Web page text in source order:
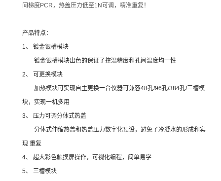
间梯度PCR，热盖压力低至1N可调，精准重复！
产品特点：
1、 镀金银槽模块
镀金银槽模块出色的保证了控温精度和孔间温度均一性
2、 可更换模块
加热模块可实现自主更换一台仪器可兼容48孔/96孔/384孔/三槽模
块，实现一机多用
3、 压力可调分体式热盖
分体式伸缩热盖和热盖压力数字化预设，避免了冷凝水的形成和实
现 重复
4、 超大彩色触摸屏操作，可视化编程，简单易学
5、 三槽模块